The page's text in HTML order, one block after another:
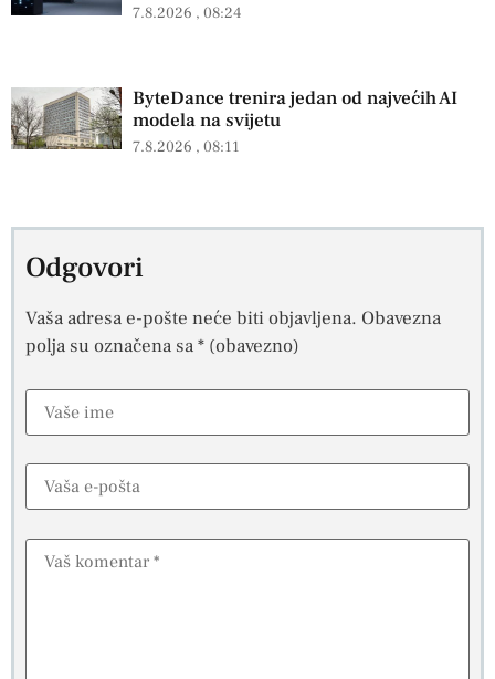
7.8.2026 08:24
ByteDance trenira jedan od najvećih AI
modela na svijetu
7.8.2026 08:11
Odgovori
Vaša adresa e-pošte neće biti objavljena. Obavezna
polja su označena sa* (obavezno)